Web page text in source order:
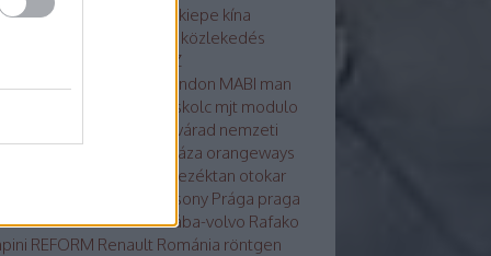
karsan kiepe kína
közlekedés
LAZ
london MABI man
miskolc mjt modulo
Nagyvárad nemzeti
nyíregyháza orangeways
Orosz busznevezéktan otokar
Pozsony Prága praga
Rába-LISTRába-MVGrába-volvo Rafako
REFORM Renault Románia röntgen